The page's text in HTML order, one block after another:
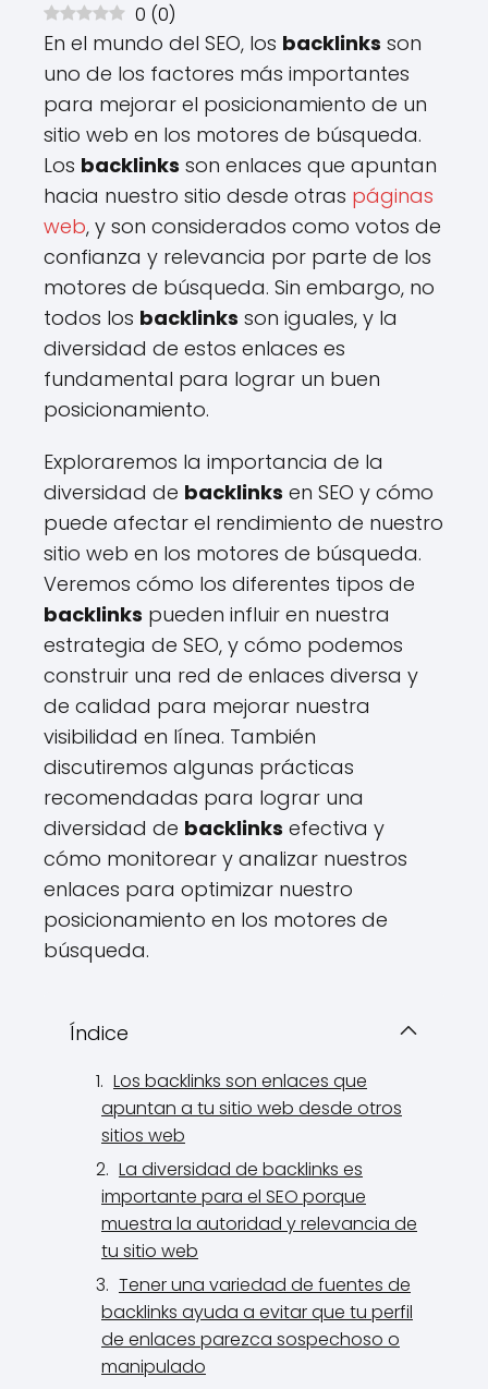
0 (0)
En el mundo del SEO, los backlinks son
uno de los factores más importantes
para mejorar el posicionamiento de un
sitio web en los motores de búsqueda.
Los backlinks son enlaces que apuntan
hacia nuestro sitio desde otras páginas
web, y son considerados como votos de
confianza y relevancia por parte de los
motores de búsqueda. Sin embargo, no
todos los backlinks son iguales, y la
diversidad de estos enlaces es
fundamental para lograr un buen
posicionamiento.
Exploraremos la importancia de la
diversidad de backlinks en SEO y cómo
puede afectar el rendimiento de nuestro
sitio web en los motores de búsqueda.
Veremos cómo los diferentes tipos de
backlinks pueden influir en nuestra
estrategia de SEO, y cómo podemos
construir una red de enlaces diversa y
de calidad para mejorar nuestra
visibilidad en línea. También
discutiremos algunas prácticas
recomendadas para lograr una
diversidad de backlinks efectiva y
cómo monitorear y analizar nuestros
enlaces para optimizar nuestro
posicionamiento en los motores de
búsqueda.
Índice
Los backlinks son enlaces que
apuntan a tu sitio web desde otros
sitios web
La diversidad de backlinks es
importante para el SEO porque
muestra la autoridad y relevancia de
tu sitio web
Tener una variedad de fuentes de
backlinks ayuda a evitar que tu perfil
de enlaces parezca sospechoso o
manipulado